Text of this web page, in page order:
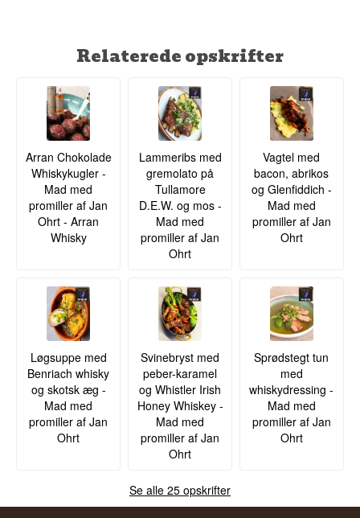
Relaterede opskrifter
Arran Chokolade
Whiskykugler -
Mad med
promiller af Jan
Ohrt - Arran
Whisky
Lammeribs med
gremolato på
Tullamore
D.E.W. og mos -
Mad med
promiller af Jan
Ohrt
Vagtel med
bacon, abrikos
og Glenfiddich -
Mad med
promiller af Jan
Ohrt
Løgsuppe med
Benriach whisky
og skotsk æg -
Mad med
promiller af Jan
Ohrt
Svinebryst med
peber-karamel
og Whistler Irish
Honey Whiskey -
Mad med
promiller af Jan
Ohrt
Sprødstegt tun
med
whiskydressing -
Mad med
promiller af Jan
Ohrt
Se alle 25 opskrifter